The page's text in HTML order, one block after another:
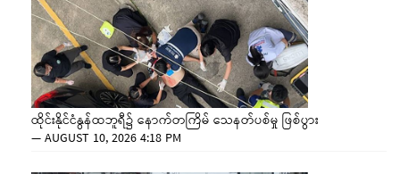
ထိုင်းနိုင်ငံနွန်ထဘူရီ၌ နောက်တကြိမ် သေနတ်ပစ်မှု ဖြစ်ပွား
—AUGUST 10, 2026 4:18 PM